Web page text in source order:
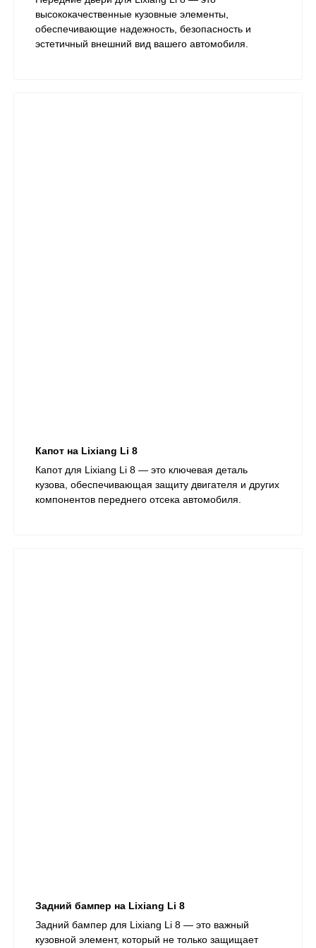
высококачественные кузовные элементы,
обеспечивающие надежность, безопасность и
эстетичный внешний вид вашего автомобиля.
Капот на Lixiang Li 8
​Капот для Lixiang Li 8 — это ключевая деталь
кузова, обеспечивающая защиту двигателя и других
компонентов переднего отсека автомобиля.
Задний бампер на Lixiang Li 8
Задний бампер для Lixiang Li 8 — это важный
кузовной элемент, который не только защищает